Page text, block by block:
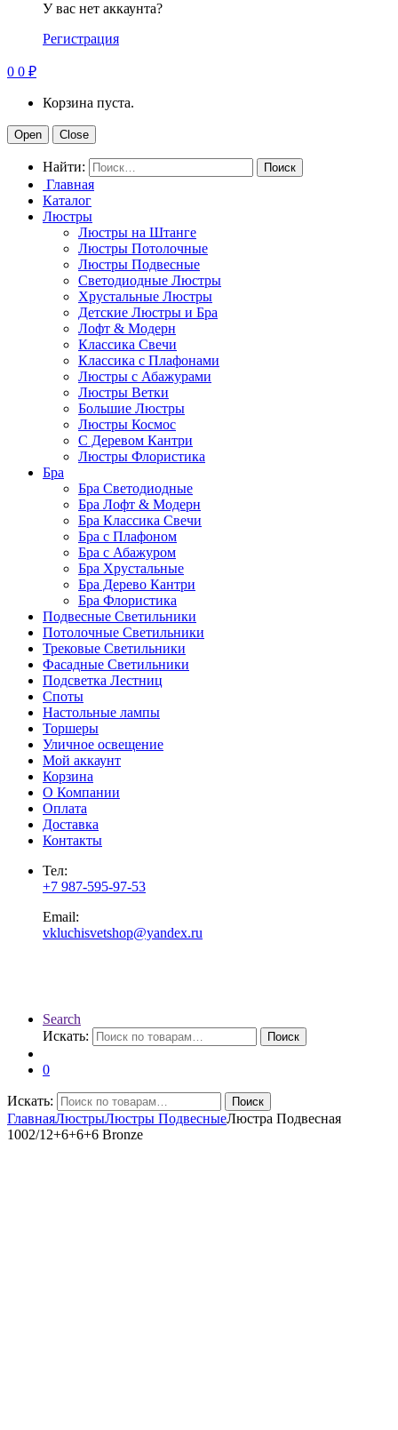
У вас нет аккаунта?
Регистрация
0 0 ₽
Корзина пуста.
Open Close
Найти:
Главная
Каталог
Люстры
Люстры на Штанге
Люстры Потолочные
Люстры Подвесные
Светодиодные Люстры
Хрустальные Люстры
Детские Люстры и Бра
Лофт & Модерн
Классика Свечи
Классика с Плафонами
Люстры с Абажурами
Люстры Ветки
Большие Люстры
Люстры Космос
С Деревом Кантри
Люстры Флористика
Бра
Бра Светодиодные
Бра Лофт & Модерн
Бра Классика Свечи
Бра с Плафоном
Бра с Абажуром
Бра Хрустальные
Бра Дерево Кантри
Бра Флористика
Подвесные Светильники
Потолочные Светильники
Трековые Светильники
Фасадные Светильники
Подсветка Лестниц
Споты
Настольные лампы
Торшеры
Уличное освещение
Мой аккаунт
Корзина
О Компании
Оплата
Доставка
Контакты
Тел:
+7 987-595-97-53
Email:
vkluchisvetshop@yandex.ru
Search
Искать:
Поиск
0
Искать: Поиск
ГлавнаяЛюстрыЛюстры ПодвесныеЛюстра Подвесная
1002/12+6+6+6 Bronze